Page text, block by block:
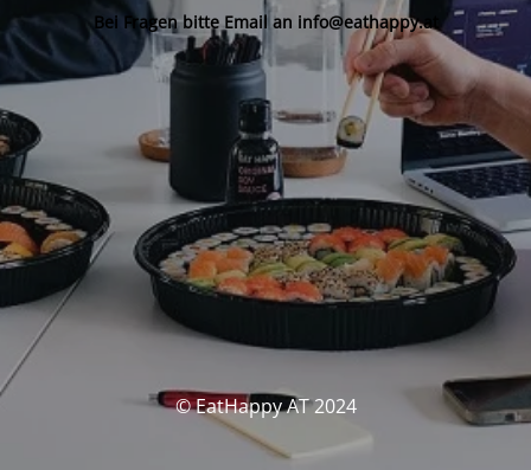
Bei Fragen bitte Email an info@eathappy.at
© EatHappy AT 2024